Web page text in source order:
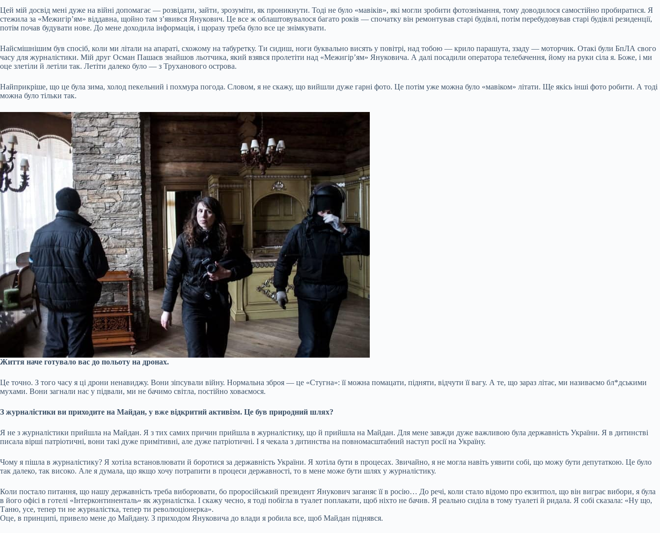
Цей мій досвід мені дуже на війні допомагає — розвідати, зайти, зрозуміти, як проникнути. Тоді не було «мавіків», які могли зробити фотознімання, тому доводилося самостійно пробиратися. Я
стежила за «Межигір’ям» віддавна, щойно там з’явився Янукович. Це все ж облаштовувалося багато років — спочатку він ремонтував старі будівлі, потім перебудовував старі будівлі резиденції,
потім почав будувати нове. До мене доходила інформація, і щоразу треба було все це знімкувати.
Найсмішнішим був спосіб, коли ми літали на апараті, схожому на табуретку. Ти сидиш, ноги буквально висять у повітрі, над тобою — крило парашута, ззаду — моторчик. Отакі були БпЛА свого
часу для журналістики. Мій друг Осман Пашаєв знайшов льотчика, який взявся пролетіти над «Межигір’ям» Януковича. А далі посадили оператора телебачення, йому на руки сіла я. Боже, і ми
оце злетіли й летіли так. Летіти далеко було — з Труханового острова.
Найприкріше, що це була зима, холод пекельний і похмура погода. Словом, я не скажу, що вийшли дуже гарні фото. Це потім уже можна було «мавіком» літати. Ще якісь інші фото робити. А тоді
можна було тільки так.
Життя наче готувало вас до польоту на дронах.
Це точно. З того часу я ці дрони ненавиджу. Вони зіпсували війну. Нормальна зброя — це «Стугна»: її можна помацати, підняти, відчути її вагу. А те, що зараз літає, ми називаємо бл*дськими
мухами. Вони загнали нас у підвали, ми не бачимо світла, постійно ховаємося.
З журналістики ви приходите на Майдан, у вже відкритий активізм. Це був природний шлях?
Я не з журналістики прийшла на Майдан. Я з тих самих причин прийшла в журналістику, що й прийшла на Майдан. Для мене завжди дуже важливою була державність України. Я в дитинстві
писала вірші патріотичні, вони такі дуже примітивні, але дуже патріотичні. І я чекала з дитинства на повномасштабний наступ росії на Україну.
Чому я пішла в журналістику? Я хотіла встановлювати й боротися за державність України. Я хотіла бути в процесах. Звичайно, я не могла навіть уявити собі, що можу бути депутаткою. Це було
так далеко, так високо. Але я думала, що якщо хочу потрапити в процеси державності, то в мене може бути шлях у журналістику.
Коли постало питання, що нашу державність треба виборювати, бо проросійський президент Янукович заганяє її в росію… До речі, коли стало відомо про екзитпол, що він виграє вибори, я була
в його офісі в готелі «Інтерконтиненталь» як журналістка. І скажу чесно, я тоді побігла в туалет поплакати, щоб ніхто не бачив. Я реально сиділа в тому туалеті й ридала. Я собі сказала: «Ну що,
Таню, усе, тепер ти не журналістка, тепер ти революціонерка».
Оце, в принципі, привело мене до Майдану. З приходом Януковича до влади я робила все, щоб Майдан піднявся.